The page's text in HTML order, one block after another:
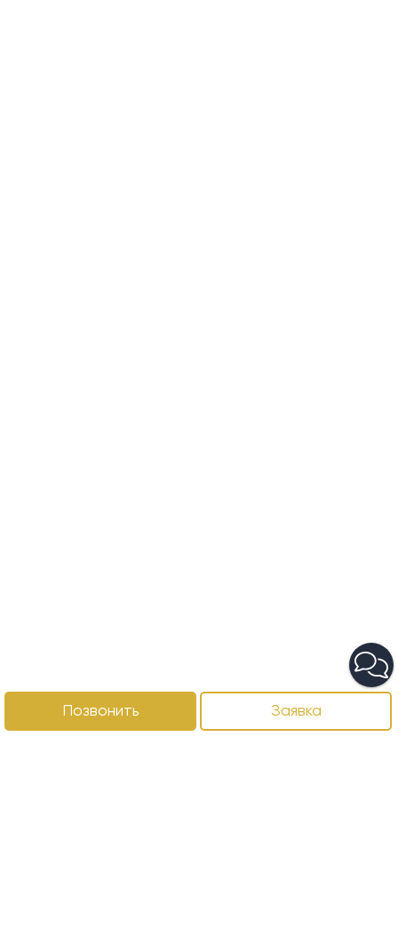
Позвонить Заявка